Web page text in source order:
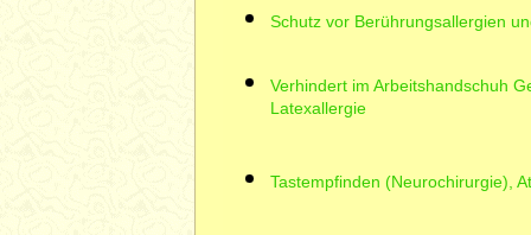
Schutz vor Berührungsallergien
Verhindert im Arbeitshandschuh
Latexallergie
Tastempfinden (Neurochirurgie),